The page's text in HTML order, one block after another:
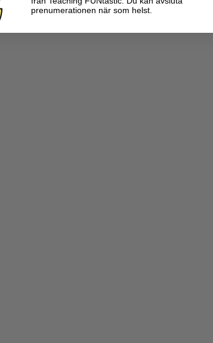
prenumerationen när som helst.